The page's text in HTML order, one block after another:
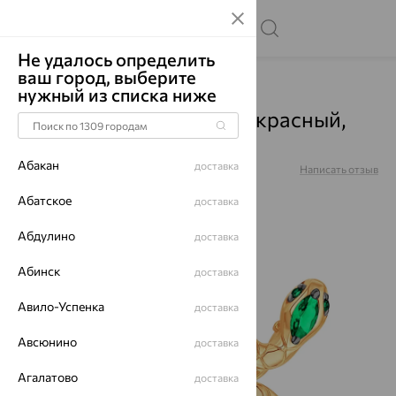
Главная Каталог Броши Фианит
Брошь, золото, фианит, красный,
Б19219322
Артикул: Написать отзыв
Не удалось определить
ваш город, выберите
нужный из списка ниже
Абакан доставка
Абатское доставка
Абдулино доставка
Абинск доставка
Авило-Успенка доставка
Авсюнино доставка
Агалатово доставка